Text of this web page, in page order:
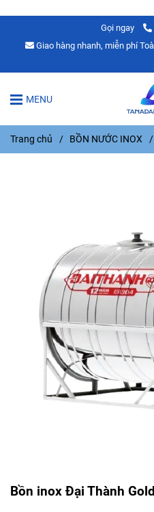
Gọi ngay
Giao hàng nhanh, miễn phí
MENU
Trang chủ / BỒN NƯỚC INOX /
Bồn inox Đại Thành